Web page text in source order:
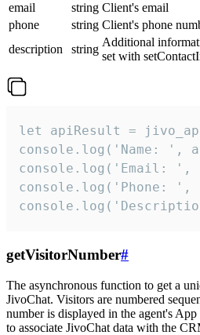
email
string Client's email
phone
string Client's phone
description
string
Additional
set with
let apiResult =
console.log('Name: ',
console.log('Email: ',
console.log('Phone: ',
getVisitorNumber#
The asynchronous function to get a
JivoChat. Visitors are numbered
number is displayed in the agent's App
to associate JivoChat data with the